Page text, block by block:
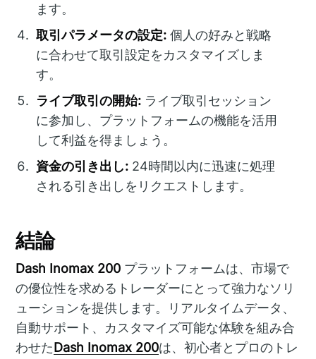
ます。
取引パラメータの設定: 個人の好みと戦略
に合わせて取引設定をカスタマイズしま
す。
ライブ取引の開始: ライブ取引セッション
に参加し、プラットフォームの機能を活用
して利益を得ましょう。
資金の引き出し: 24時間以内に迅速に処理
される引き出しをリクエストします。
結論
Dash Inomax 200 プラットフォームは、市場で
の優位性を求めるトレーダーにとって強力なソリ
ューションを提供します。リアルタイムデータ、
自動サポート、カスタマイズ可能な体験を組み合
わせたDash Inomax 200は、初心者とプロのトレ